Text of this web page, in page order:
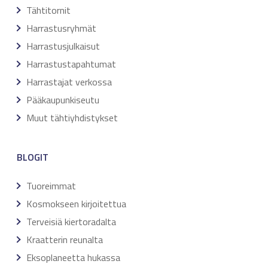
Tähtitornit
Harrastusryhmät
Harrastusjulkaisut
Harrastustapahtumat
Harrastajat verkossa
Pääkaupunkiseutu
Muut tähtiyhdistykset
BLOGIT
Tuoreimmat
Kosmokseen kirjoitettua
Terveisiä kiertoradalta
Kraatterin reunalta
Eksoplaneetta hukassa